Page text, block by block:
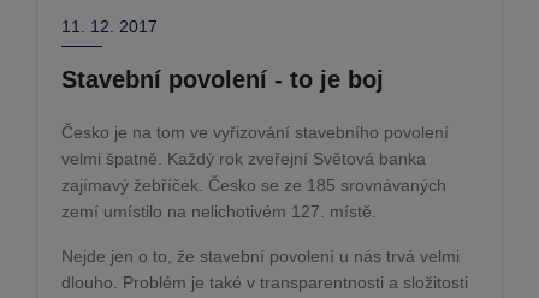
11. 12. 2017
Stavební povolení - to je boj
Česko je na tom ve vyřizování stavebního povolení
velmi špatně. Každý rok zveřejní Světová banka
zajímavý žebříček. Česko se ze 185 srovnávaných
zemí umístilo na nelichotivém 127. místě.
Nejde jen o to, že stavební povolení u nás trvá velmi
dlouho. Problém je také v transparentnosti a složitosti